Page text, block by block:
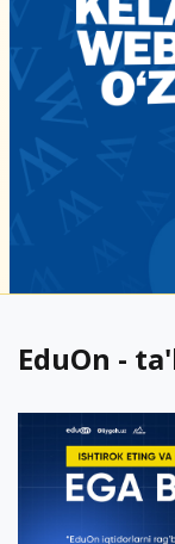
EduOn -